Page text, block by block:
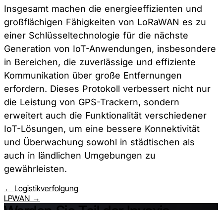
Insgesamt machen die energieeffizienten und
großflächigen Fähigkeiten von LoRaWAN es zu
einer Schlüsseltechnologie für die nächste
Generation von IoT-Anwendungen, insbesondere
in Bereichen, die zuverlässige und effiziente
Kommunikation über große Entfernungen
erfordern. Dieses Protokoll verbessert nicht nur
die Leistung von GPS-Trackern, sondern
erweitert auch die Funktionalität verschiedener
IoT-Lösungen, um eine bessere Konnektivität
und Überwachung sowohl in städtischen als
auch in ländlichen Umgebungen zu
gewährleisten.
← Logistikverfolgung
LPWAN →